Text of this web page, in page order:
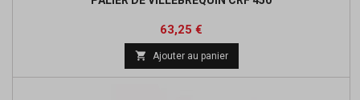
Prix
63,25 €
 Ajouter au panier